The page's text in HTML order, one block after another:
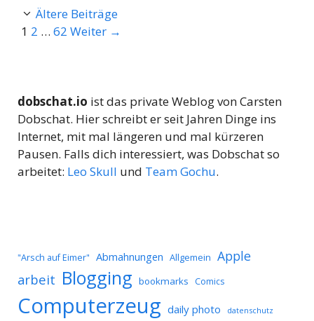
Ältere Beiträge
Seite
1 Seite
2 … Seite
62 Weiter →
dobschat.io ist das private Weblog von Carsten
Dobschat. Hier schreibt er seit Jahren Dinge ins
Internet, mit mal längeren und mal kürzeren
Pausen. Falls dich interessiert, was Dobschat so
arbeitet: Leo Skull und Team Gochu.
"Arsch auf Eimer" Abmahnungen Allgemein Apple
arbeit Blogging bookmarks Comics
Computerzeug daily photo datenschutz